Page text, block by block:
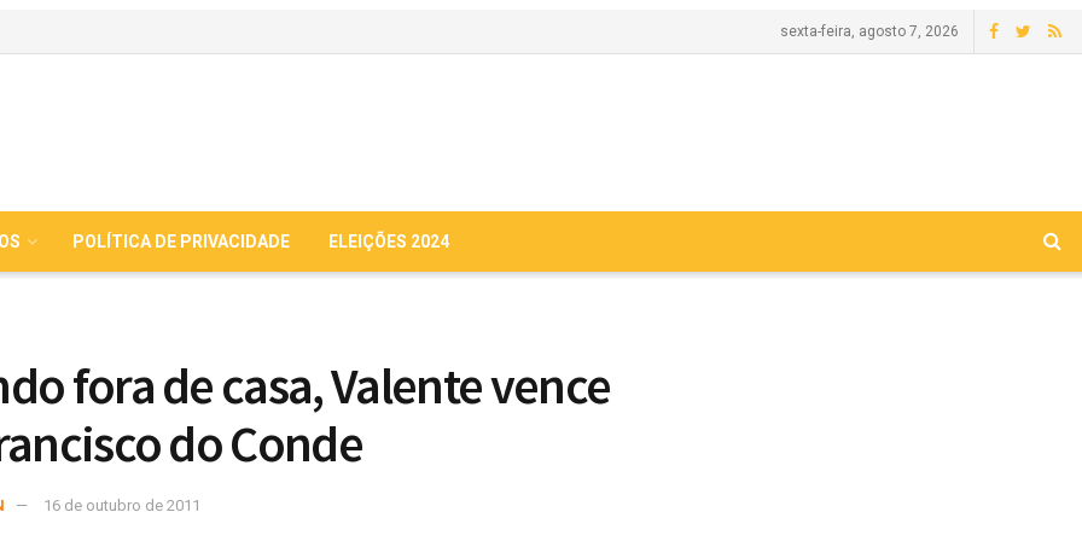
sexta-feira, agosto 7, 2026
POLÍTICA DE PRIVACIDADE ELEIÇÕES 2024
fora de casa, Valente vence
do Conde
16 de outubro de 2011